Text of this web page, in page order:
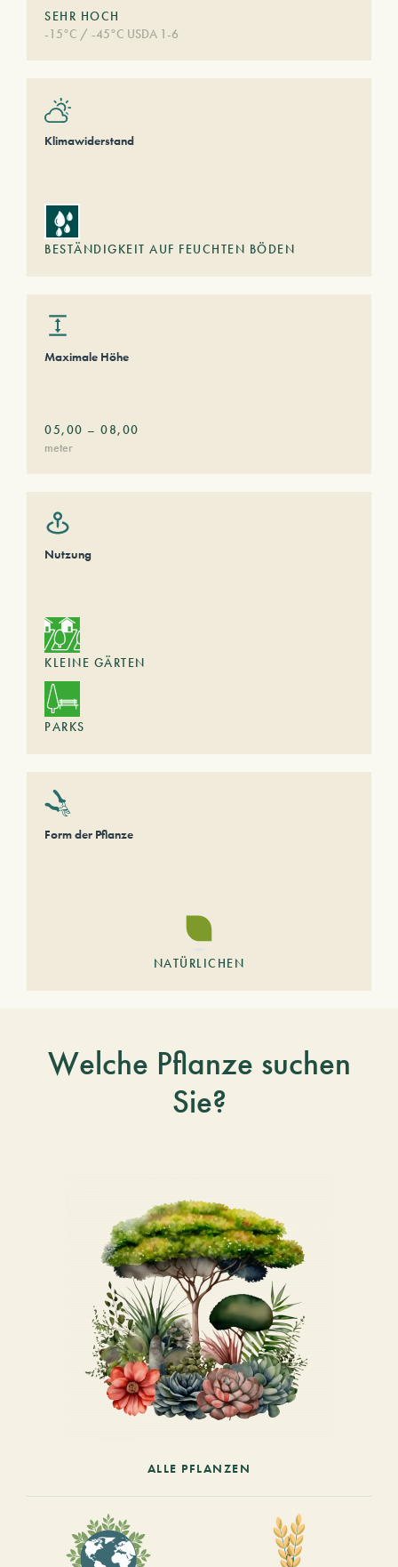
SEHR HOCH
-15°C / -45°C USDA 1-6
Klimawiderstand
BESTÄNDIGKEIT AUF FEUCHTEN BÖDEN
Maximale Höhe
05,00 – 08,00
meter
Nutzung
KLEINE GÄRTEN
PARKS
Form der Pflanze
NATÜRLICHEN
Welche Pflanze suchen
Sie?
ALLE PFLANZEN